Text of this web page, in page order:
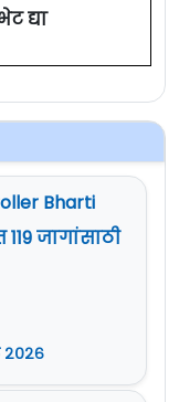
द्या
Bharti
जागांसाठी
२०२६